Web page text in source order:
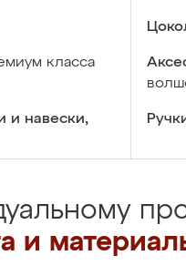
класса
и навески,
и